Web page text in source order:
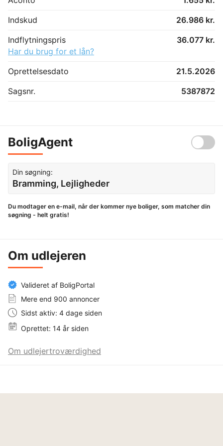
Indskud
26.986 kr.
Indflytningspris
36.077 kr.
Har du brug for et lån?
Oprettelsesdato
21.5.2026
Sagsnr.
5387872
BoligAgent
Din søgning:
Bramming, Lejligheder
Du modtager en e-mail, når der kommer nye boliger, som matcher din
søgning - helt gratis!
Om udlejeren
Valideret af BoligPortal
Mere end 900 annoncer
Sidst aktiv: 4 dage siden
Oprettet: 14 år siden
Om udlejertroværdighed